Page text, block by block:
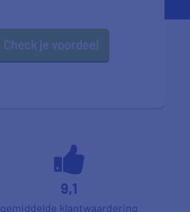
Check je voordeel
9,1
gemiddelde klantwaardering